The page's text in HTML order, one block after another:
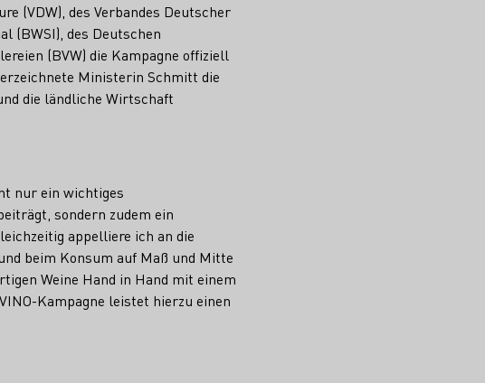
(VDW), des Verbandes Deutscher
(BWSI), des Deutschen
(BVW) die Kampagne offiziell
Ministerin Schmitt die
die ländliche Wirtschaft
nur ein wichtiges
sondern zudem ein
appelliere ich an die
beim Konsum auf Maß und Mitte
Weine Hand in Hand mit einem
Kampagne leistet hierzu einen